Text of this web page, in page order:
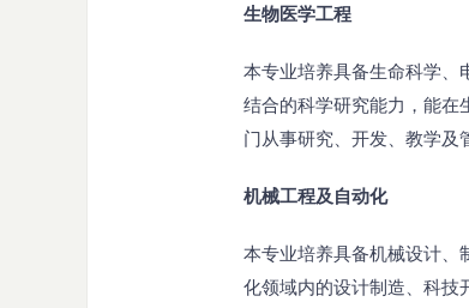
生物医学工程
本专业培养具备生命科学、
结合的科学研究能力，能在
门从事研究、开发、教学及
机械工程及自动化
本专业培养具备机械设计、
化领域内的设计制造、科技